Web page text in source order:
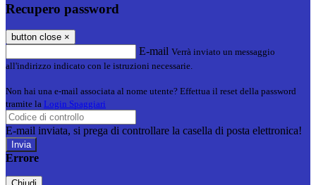
Recupero password
button close ×
E-mail Verrà inviato un messaggio
all'indirizzo indicato con le istruzioni necessarie.
Non hai una e-mail associata al nome utente? Effettua il reset della password
tramite la Login Spaggiari
E-mail inviata, si prega di controllare la casella di posta elettronica!
Errore